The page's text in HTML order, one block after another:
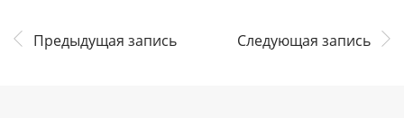
Предыдущая запись Следующая запись